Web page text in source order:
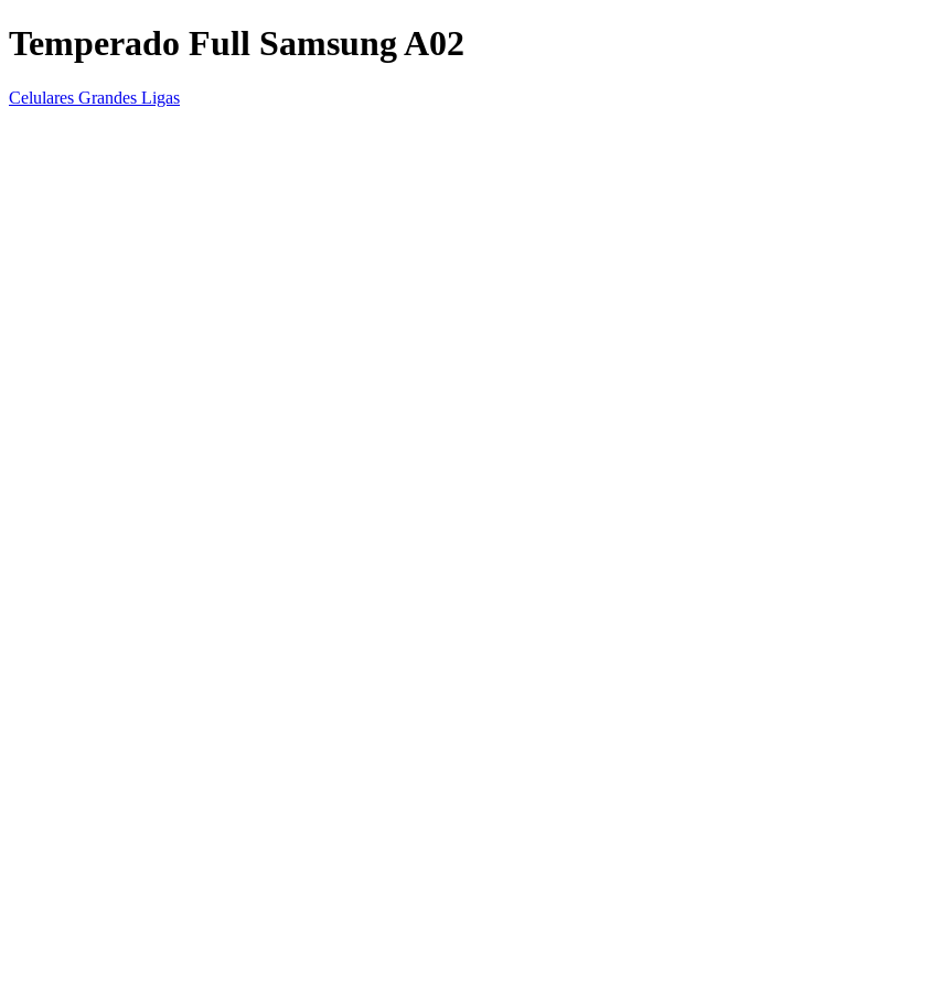
Temperado Full Samsung A02
Celulares Grandes Ligas